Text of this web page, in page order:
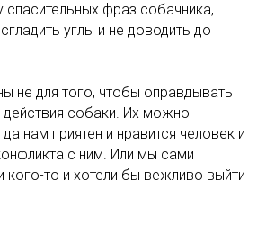
спасительных фраз собачника,
углы и не доводить до
не для того, чтобы оправдывать
действия собаки. Их можно
нам приятен и нравится человек и
с ним. Или мы сами
кого-то и хотели бы вежливо выйти